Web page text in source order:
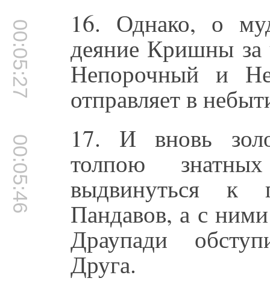
00:05:27 16. Однако, о
деяние Кришны
Непорочный и
отправляет в
00:05:46 17. И вновь
толпою
выдвинуться к
Пандавов, а с
Драупади
Друга.